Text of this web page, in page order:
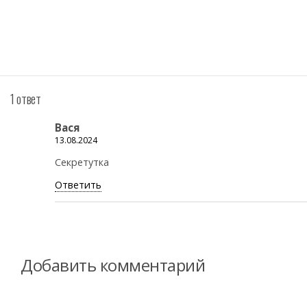
1 ответ
Вася
13.08.2024
Секретутка
Ответить
Добавить комментарий